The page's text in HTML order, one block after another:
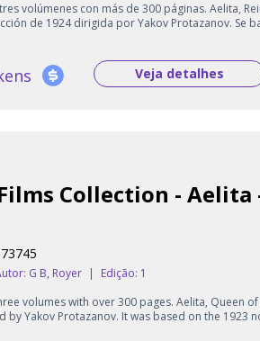
volúmenes con más de 300 páginas. Aelita,
de 1924 dirigida por Yakov Protazanov. Se
Veja detalhes
Collection - Aelita
G B, Royer |
Edição: 1
volumes with over 300 pages. Aelita, Queen
by Yakov Protazanov. It was based on the 1923